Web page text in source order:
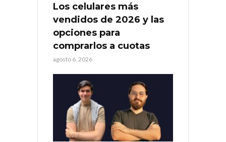
Los celulares más
vendidos de 2026 y las
opciones para
comprarlos a cuotas
agosto 6, 2026